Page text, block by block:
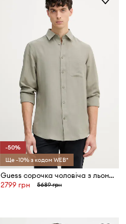
-50%
Ще -10% з кодом WEB*
Guess сорочка чоловіча з льоном
2799 грн
5689 грн